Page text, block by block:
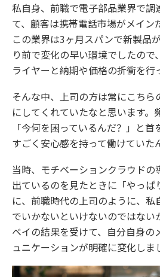
私自身、前職で電子部品業界で調
て、顧客は携帯電話市場がメイン
この業界は3ヶ月スパンで新製品
り前で変化の早い環境でしたの
ライヤーと納期や価格の折衝を行
そんな中、上司の方は常にこちら
にしてくれていたなと思います。
「今何を困っているんだ？」と首
すごく安心感を持って働けていた
当時、モチベーションクラウドの
出ているのを見たときに「やっぱ
に、前職時代の上司のように、私
でいかないといけないのではない
ベイの結果を受けて、自分自身の
ュニケーションが明確に変化しま